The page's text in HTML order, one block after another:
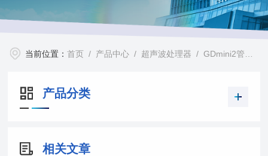
当前位置：首页 / 产品中心 / 超声波处理器 /GDmini2管道式超声波处理器
产品分类
相关文章